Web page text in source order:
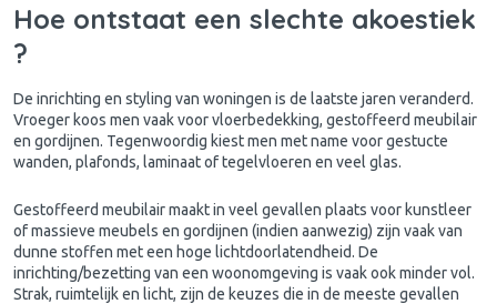
Hoe ontstaat een slechte akoestiek
?
De inrichting en styling van woningen is de laatste jaren veranderd.
Vroeger koos men vaak voor vloerbedekking, gestoffeerd meubilair
en gordijnen. Tegenwoordig kiest men met name voor gestucte
wanden, plafonds, laminaat of tegelvloeren en veel glas.
Gestoffeerd meubilair maakt in veel gevallen plaats voor kunstleer
of massieve meubels en gordijnen (indien aanwezig) zijn vaak van
dunne stoffen met een hoge lichtdoorlatendheid. De
inrichting/bezetting van een woonomgeving is vaak ook minder vol.
Strak, ruimtelijk en licht, zijn de keuzes die in de meeste gevallen